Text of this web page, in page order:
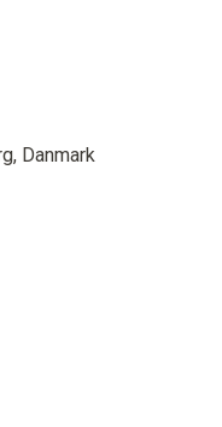
Danmark